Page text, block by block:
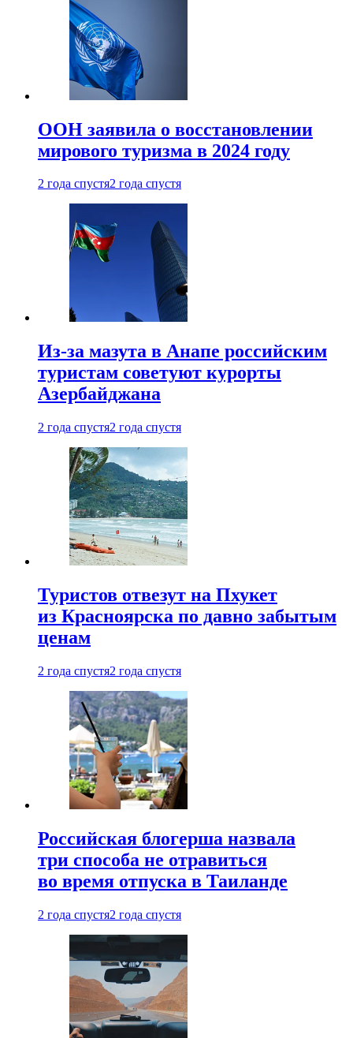
ООН заявила о восстановлении
мирового туризма в 2024 году
2 года спустя2 года спустя
Из-за мазута в Анапе российским
туристам советуют курорты
Азербайджана
2 года спустя2 года спустя
Туристов отвезут на Пхукет
из Красноярска по давно забытым
ценам
2 года спустя2 года спустя
Российская блогерша назвала
три способа не отравиться
во время отпуска в Таиланде
2 года спустя2 года спустя